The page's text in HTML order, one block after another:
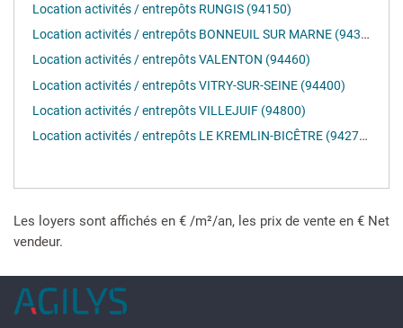
Location activités / entrepôts RUNGIS (94150)
Location activités / entrepôts BONNEUIL SUR MARNE (94380)
Location activités / entrepôts VALENTON (94460)
Location activités / entrepôts VITRY-SUR-SEINE (94400)
Location activités / entrepôts VILLEJUIF (94800)
Location activités / entrepôts LE KREMLIN-BICÊTRE (94270)
Les loyers sont affichés en € /m²/an, les prix de vente en € Net
vendeur.